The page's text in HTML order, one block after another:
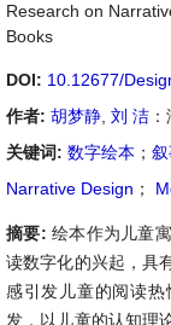
Research on
Books
DOI: 10.12677/
作者: 胡梦静 刘 洁
关键词: 数字绘本 ；
Narrative Design ；
摘要: 绘本作为儿童
读数字化的兴起，具
感引发儿童的阅读热
发，以儿童的认知理